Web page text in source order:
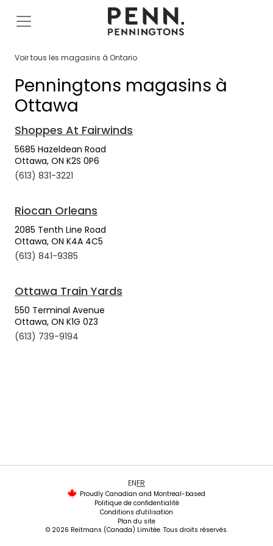
Voir tous les magasins à Ontario
Penningtons magasins à
Ottawa
Shoppes At Fairwinds
5685 Hazeldean Road
Ottawa, ON K2S 0P6
(613) 831-3221
Riocan Orleans
2085 Tenth Line Road
Ottawa, ON K4A 4C5
(613) 841-9385
Ottawa Train Yards
550 Terminal Avenue
Ottawa, ON K1G 0Z3
(613) 739-9194
ENFR
Proudly Canadian and Montreal-based
Politique de confidentialité
Conditions d'utilisation
Plan du site
© 2026 Reitmans (Canada) Limitée. Tous droits réservés.